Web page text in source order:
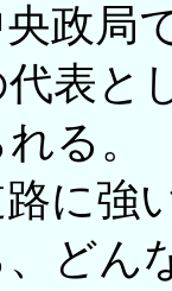
政局
代表と
る。
に強
どん